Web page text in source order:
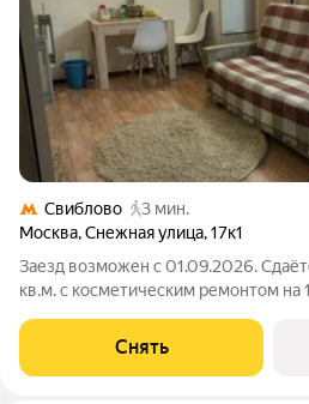
Свиблово
3 мин.
Москва,Снежная улица,17к1
Заезд возможен с 01.09.2026.
кв.м. с косметическим ремонтом
есть парковка
Снять